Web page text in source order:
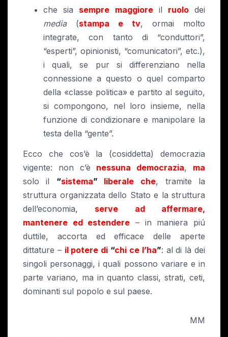
che sia sempre maggioreil ruolodei
media(stampa e tv, ormai molto
integrate, con tanto di “conduttori”,
“esperti”, opinionisti, “comunicatori”, etc.),
i quali, se pur si differenziano nella
connessione a questo o quel comparto
della «classe politica» e partito al seguito,
si compongono, nel loro insieme, nella
funzione di condizionare e manipolare la
testa della “gente”.
Ecco che cos’è la (cosiddetta) democrazia
vigente: non c’è nessuna democrazia, ma
solo il “sistema” liberale che, tramite la
struttura organizzata dello Stato e la struttura
dell’economia, serve ad affermare,
mantenere ed estendere – in maniera piú
duttile, accorta ed efficace delle aperte
dittature – il potere di “chi ce l’ha”: al di là dei
singoli personaggi, i quali possono variare e in
parte variano, ma in quanto classi, strati, ceti,
dominanti sul popolo e sul paese.
MM